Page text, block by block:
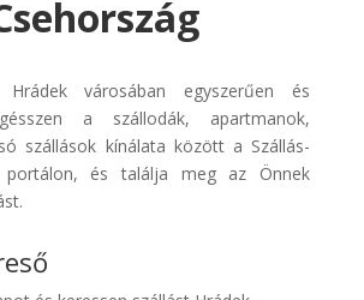
Hrádek városában egyszerűen és
a szállodák, apartmanok,
szállások kínálata között a Szállás-
portálon, és találja meg az Önnek